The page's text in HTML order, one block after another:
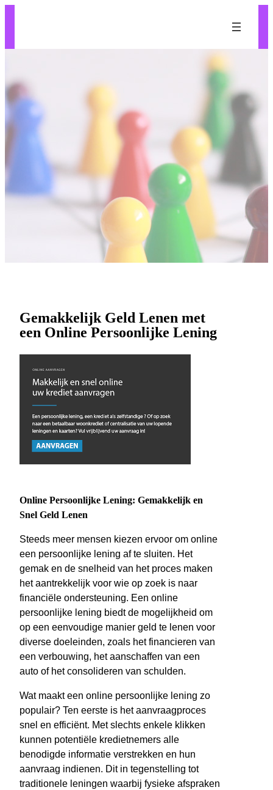
Gemakkelijk Geld Lenen met
een Online Persoonlijke Lening
Online Persoonlijke Lening: Gemakkelijk en
Snel Geld Lenen
Steeds meer mensen kiezen ervoor om online
een persoonlijke lening af te sluiten. Het
gemak en de snelheid van het proces maken
het aantrekkelijk voor wie op zoek is naar
financiële ondersteuning. Een online
persoonlijke lening biedt de mogelijkheid om
op een eenvoudige manier geld te lenen voor
diverse doeleinden, zoals het financieren van
een verbouwing, het aanschaffen van een
auto of het consolideren van schulden.
Wat maakt een online persoonlijke lening zo
populair? Ten eerste is het aanvraagproces
snel en efficiënt. Met slechts enkele klikken
kunnen potentiële kredietnemers alle
benodigde informatie verstrekken en hun
aanvraag indienen. Dit in tegenstelling tot
traditionele leningen waarbij fysieke afspraken